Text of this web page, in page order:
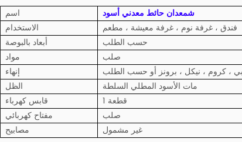
اسم
شمعدان حائط معدني أسود
الاستخدام
فندق ، غرفة نوم ، غرفة معيشة ، مطعم
أبعاد بالبوصة
حسب الطلب
مواد
صلب
إنهاء
، كروم ، نيكل ، برونز أو حسب الطلب
الظل
مات الأسود المطلي السلطة
قابس كهرباء
1 قطعة
مفتاح كهربائي
صلب
مصابيح
غير مشمول